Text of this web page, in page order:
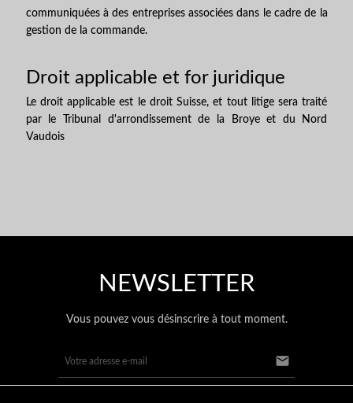
communiquées à des entreprises associées dans le cadre de la
gestion de la commande.
Droit applicable et for juridique
Le droit applicable est le droit Suisse, et tout litige sera traité
par le Tribunal d'arrondissement de la Broye et du Nord
Vaudois
NEWSLETTER
Vous pouvez vous désinscrire à tout moment.
